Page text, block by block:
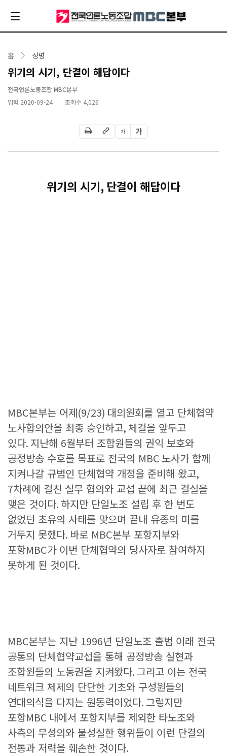
홈 성명
위기의 시기, 단결이 해답이다
전국언론노동조합 MBC본부
입력 2020-09-24
조회수 4,026
가 가
위기의 시기, 단결이 해답이다
MBC본부는 어제(9/23) 대의원회를 열고 단체협약
노사합의안을 최종 승인하고,체결을 앞두고
있다. 지난해 6월부터 조합원들의 권익 보호와
공정방송 수호를 목표로 전국의 MBC노사가 함께
지켜나갈 규범인 단체협약 개정을 준비해 왔고,
7차례에 걸친 실무 협의와 교섭 끝에 최근 결실을
맺은 것이다.하지만 단일노조 설립 후 한 번도
없었던 초유의 사태를 맞으며 끝내 유종의 미를
거두지 못했다. 바로 MBC본부 포항지부와
포항MBC가 이번 단체협약의 당사자로 참여하지
못하게 된 것이다.
MBC본부는 지난 1996년 단일노조 출범 이래 전국
공통의 단체협약교섭을 통해 공정방송 실현과
조합원들의 노동권을 지켜왔다. 그리고 이는 전국
네트워크 체제의 단단한 기초와 구성원들의
연대의식을 다지는 원동력이었다. 그렇지만
포항MBC 내에서 포항지부를 제외한 타노조와
사측의 무성의와 불성실한 행위들이 이런 단결의
전통과 저력을 훼손한 것이다.